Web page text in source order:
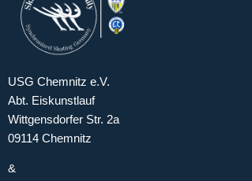
USG Chemnitz e.V.
Abt. Eiskunstlauf
Wittgensdorfer Str. 2a
09114 Chemnitz
&